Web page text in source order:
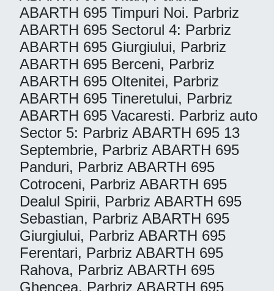
ABARTH 695 Timpuri Noi. Parbriz
ABARTH 695 Sectorul 4: Parbriz
ABARTH 695 Giurgiului, Parbriz
ABARTH 695 Berceni, Parbriz
ABARTH 695 Oltenitei, Parbriz
ABARTH 695 Tineretului, Parbriz
ABARTH 695 Vacaresti. Parbriz auto
Sector 5: Parbriz ABARTH 695 13
Septembrie, Parbriz ABARTH 695
Panduri, Parbriz ABARTH 695
Cotroceni, Parbriz ABARTH 695
Dealul Spirii, Parbriz ABARTH 695
Sebastian, Parbriz ABARTH 695
Giurgiului, Parbriz ABARTH 695
Ferentari, Parbriz ABARTH 695
Rahova, Parbriz ABARTH 695
Ghencea, Parbriz ABARTH 695